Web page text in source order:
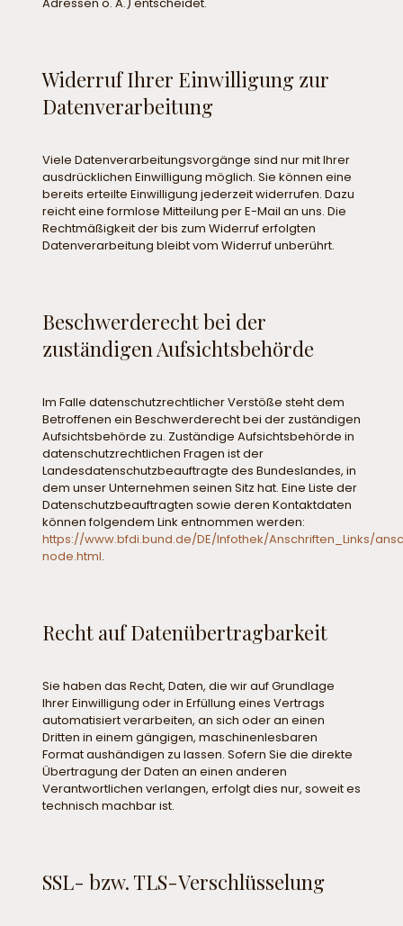
Widerruf Ihrer Einwilligung zur
Datenverarbeitung
Viele Datenverarbeitungsvorgänge sind nur mit Ihrer
ausdrücklichen Einwilligung möglich. Sie können eine
bereits erteilte Einwilligung jederzeit widerrufen. Dazu
reicht eine formlose Mitteilung per E-Mail an uns. Die
Rechtmäßigkeit der bis zum Widerruf erfolgten
Datenverarbeitung bleibt vom Widerruf unberührt.
Beschwerderecht bei der
zuständigen Aufsichtsbehörde
Im Falle datenschutzrechtlicher Verstöße steht dem
Betroffenen ein Beschwerderecht bei der zuständigen
Aufsichtsbehörde zu. Zuständige Aufsichtsbehörde in
datenschutzrechtlichen Fragen ist der
Landesdatenschutzbeauftragte des Bundeslandes, in
dem unser Unternehmen seinen Sitz hat. Eine Liste der
Datenschutzbeauftragten sowie deren Kontaktdaten
können folgendem Link entnommen werden:
https://www.bfdi.bund.de/DE/Infothek/Anschriften_Links/
node.html.
Recht auf Datenübertragbarkeit
Sie haben das Recht, Daten, die wir auf Grundlage
Ihrer Einwilligung oder in Erfüllung eines Vertrags
automatisiert verarbeiten, an sich oder an einen
Dritten in einem gängigen, maschinenlesbaren
Format aushändigen zu lassen. Sofern Sie die direkte
Übertragung der Daten an einen anderen
Verantwortlichen verlangen, erfolgt dies nur, soweit es
technisch machbar ist.
SSL- bzw. TLS-Verschlüsselung